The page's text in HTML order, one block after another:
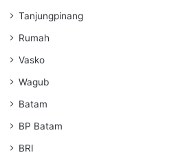
Tanjungpinang
Rumah
Vasko
Wagub
Batam
BP Batam
BRI